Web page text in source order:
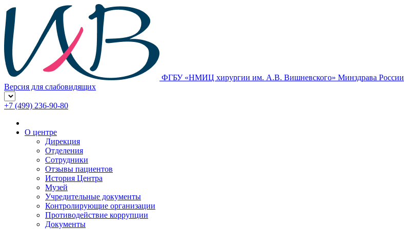
ФГБУ «НМИЦ хирургии им. А.В. Вишневского» Минздрава России
Версия для слабовидящих
+7 (499) 236-90-80
О центре
Дирекция
Отделения
Сотрудники
Отзывы пациентов
История Центра
Музей
Учредительные документы
Контролирующие организации
Противодействие коррупции
Документы